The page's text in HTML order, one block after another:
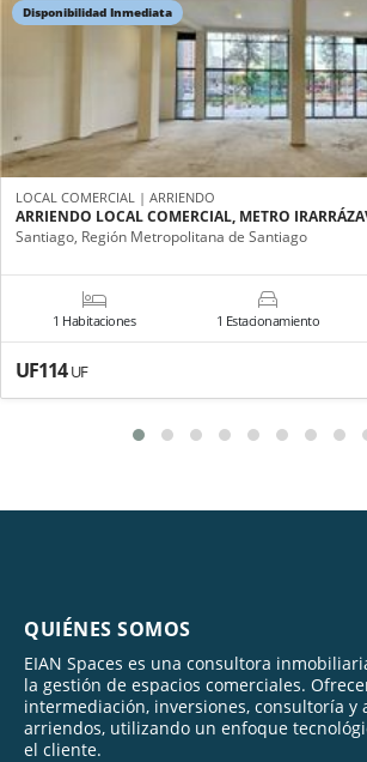
Disponibilidad Inmediata
LOCAL COMERCIAL | ARRIENDO
ARRIENDO LOCAL COMERCIAL, METRO
Santiago, Región Metropolitana de Santiago
1 Habitaciones 1 Estacionamiento
UF114UF
QUIÉNES SOMOS
EIAN Spaces es una consultora
la gestión de espacios comerciales.
intermediación, inversiones, consultoría y
arriendos, utilizando un enfoque
el cliente.